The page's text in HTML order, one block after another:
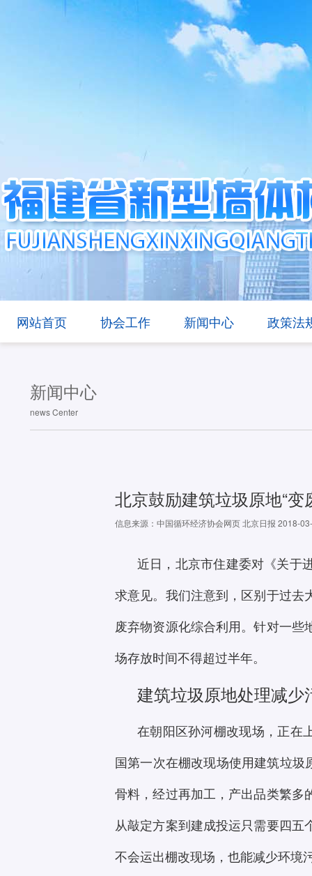
网站首页 协会工作 新闻中心 政策法
新闻中心
news Center
北京鼓励建筑垃圾原地“
信息来源：中国循环经济协会网页 北京日报 2018-
近日，北京市住建委对《关于
求意见。我们注意到，区别于过去
废弃物资源化综合利用。针对一些
场存放时间不得超过半年。
建筑垃圾原地处理减少
在朝阳区孙河棚改现场，正在
国第一次在棚改现场使用建筑垃
骨料，经过再加工，产出品类繁多
从敲定方案到建成投运只需要四五
不会运出棚改现场，也能减少环境